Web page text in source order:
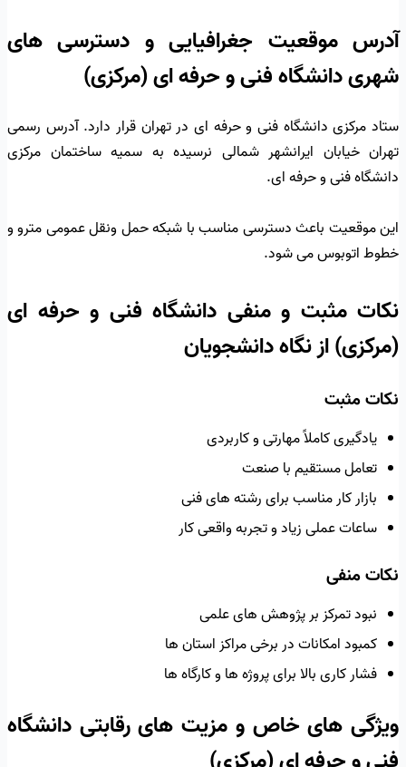
آدرس موقعیت جغرافیایی و دسترسی های
شهری دانشگاه فنی و حرفه ای (مرکزی)
ستاد مرکزی دانشگاه فنی و حرفه ای در تهران قرار دارد. آدرس رسمی
تهران خیابان ایرانشهر شمالی نرسیده به سمیه ساختمان مرکزی
دانشگاه فنی و حرفه ای.
این موقعیت باعث دسترسی مناسب با شبکه حمل ونقل عمومی مترو و
خطوط اتوبوس می شود.
نکات مثبت و منفی دانشگاه فنی و حرفه ای
(مرکزی) از نگاه دانشجویان
نکات مثبت
یادگیری کاملاً مهارتی و کاربردی
تعامل مستقیم با صنعت
بازار کار مناسب برای رشته های فنی
ساعات عملی زیاد و تجربه واقعی کار
نکات منفی
نبود تمرکز بر پژوهش های علمی
کمبود امکانات در برخی مراکز استان ها
فشار کاری بالا برای پروژه ها و کارگاه ها
ویژگی های خاص و مزیت های رقابتی دانشگاه